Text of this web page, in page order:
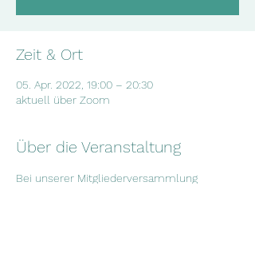
Zeit & Ort
05. Apr. 2022, 19:00 – 20:30
aktuell über Zoom
Über die Veranstaltung
Bei unserer Mitgliederversammlung